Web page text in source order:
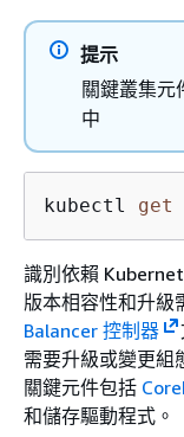
提示
關鍵叢集元
中
kubectl get
識別依賴
版本相容性和升級
Balancer 控制器
需要升級或變更組
關鍵元件包括
和儲存驅動程式。